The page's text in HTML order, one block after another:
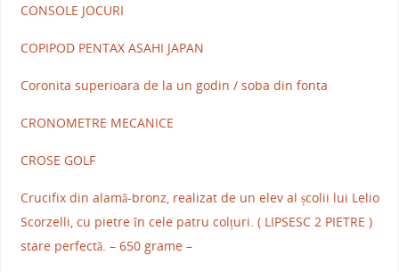
CONSOLE JOCURI
COPIPOD PENTAX ASAHI JAPAN
Coronita superioara de la un godin / soba din fonta
CRONOMETRE MECANICE
CROSE GOLF
Crucifix din alamă-bronz, realizat de un elev al școlii lui Lelio
Scorzelli, cu pietre în cele patru colțuri. ( LIPSESC 2 PIETRE )
stare perfectă. – 650 grame –